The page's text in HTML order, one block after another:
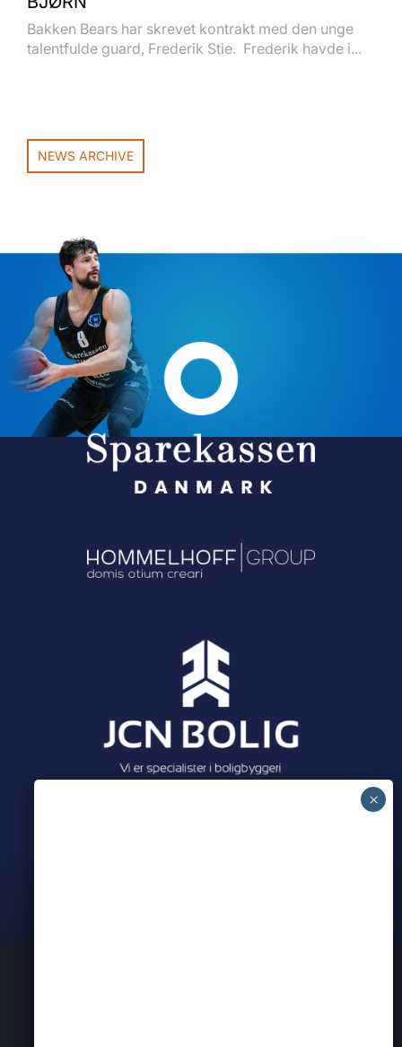
Bakken Bears har skrevet kontrakt med den unge
talentfulde guard, Frederik Stie. Frederik havde i...
NEWS ARCHIVE